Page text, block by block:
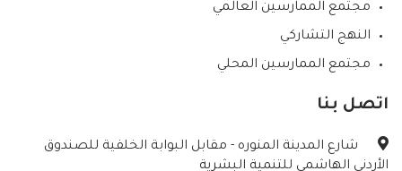
مجتمع الممارسين العالمي
النهج التشاركي
مجتمع الممارسين المحلي
اتصل بنا
شارع المدينة المنوره - مقابل البوابة الخلفية للصندوق
الأردني الهاشمي للتنمية البشرية